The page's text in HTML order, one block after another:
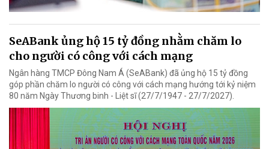
SeABank ủng hộ 15 tỷ đồng nhằm chăm lo
cho người có công với cách mạng
Ngân hàng TMCP Đông Nam Á (SeABank) đã ủng hộ 15 tỷ đồng
góp phần chăm lo người có công với cách mạng hướng tới kỷ niệm
80 năm Ngày Thương binh - Liệt sĩ (27/7/1947 - 27/7/2027).